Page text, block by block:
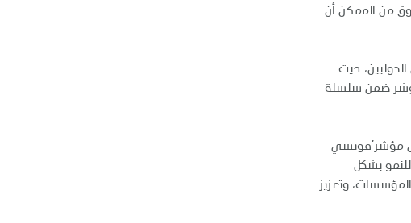
من الممكن أن
حيث
ضمن سلسلة
مؤشر’فوتسي
للنمو بشكل
وتعزيز